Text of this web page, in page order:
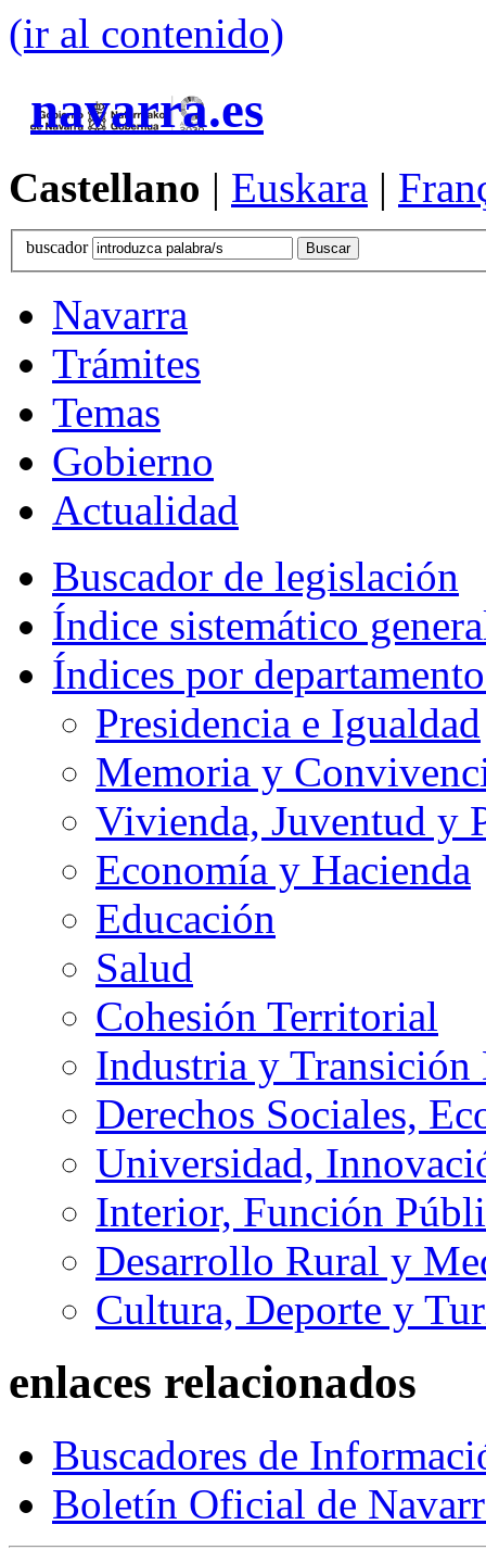
(ir al contenido)
navarra.es
Castellano | Euskara |
buscador
Navarra
Trámites
Temas
Gobierno
Actualidad
Buscador de legislación
Índice sistemático
Índices por
Presidencia e Igualdad
Memoria y
Vivienda, Juventud y
Economía y Hacienda
Educación
Salud
Cohesión Territorial
Industria y
Derechos Sociales,
Universidad,
Interior, Función
Desarrollo Rural y
Cultura, Deporte y
enlaces relacionados
Buscadores de
Boletín Oficial de